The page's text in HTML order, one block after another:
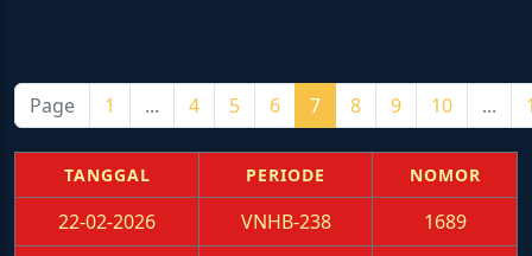
Page 1 ... 4 5 6 7 8 9 10 ...
TANGGAL PERIODE NOMOR
22-02-2026 VNHB-238
1689